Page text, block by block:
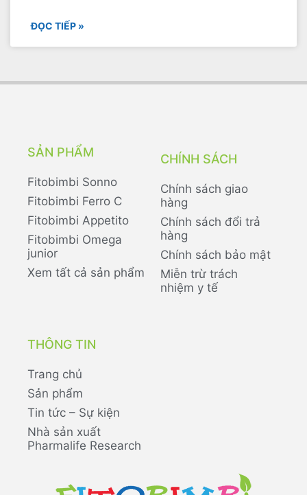
ĐỌC TIẾP »
SẢN PHẨM
Fitobimbi Sonno
Fitobimbi Ferro C
Fitobimbi Appetito
Fitobimbi Omega
junior
Xem tất cả sản phẩm
CHÍNH SÁCH
Chính sách giao
hàng
Chính sách đổi trả
hàng
Chính sách bảo mật
Miễn trừ trách
nhiệm y tế
THÔNG TIN
Trang chủ
Sản phẩm
Tin tức – Sự kiện
Nhà sản xuất
Pharmalife Research